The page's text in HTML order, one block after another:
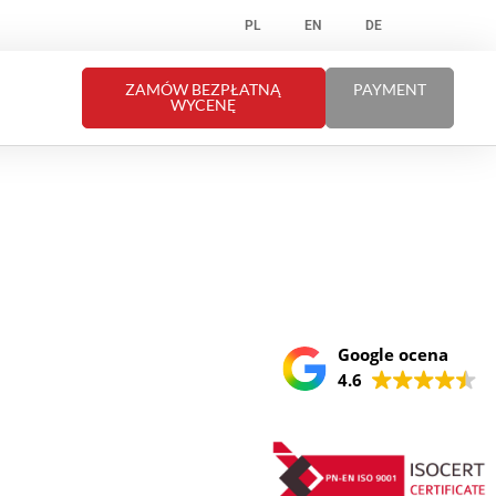
PL EN DE
ZAMÓW BEZPŁATNĄ
WYCENĘ
PAYMENT
Google ocena
4.6